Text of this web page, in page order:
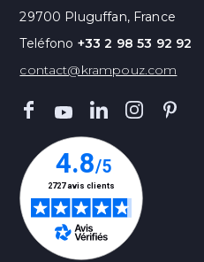
29700 Pluguffan, France
Teléfono +33 2 98 53 92 92
contact@krampouz.com